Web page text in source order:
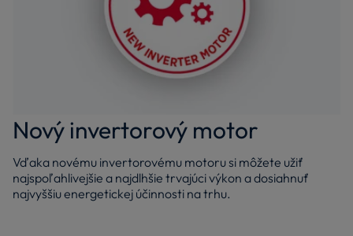
Nový invertorový motor
Vďaka novému invertorovému motoru si môžete užiť
najspoľahlivejšie a najdlhšie trvajúci výkon a dosiahnuť
najvyššiu energetickej účinnosti na trhu.